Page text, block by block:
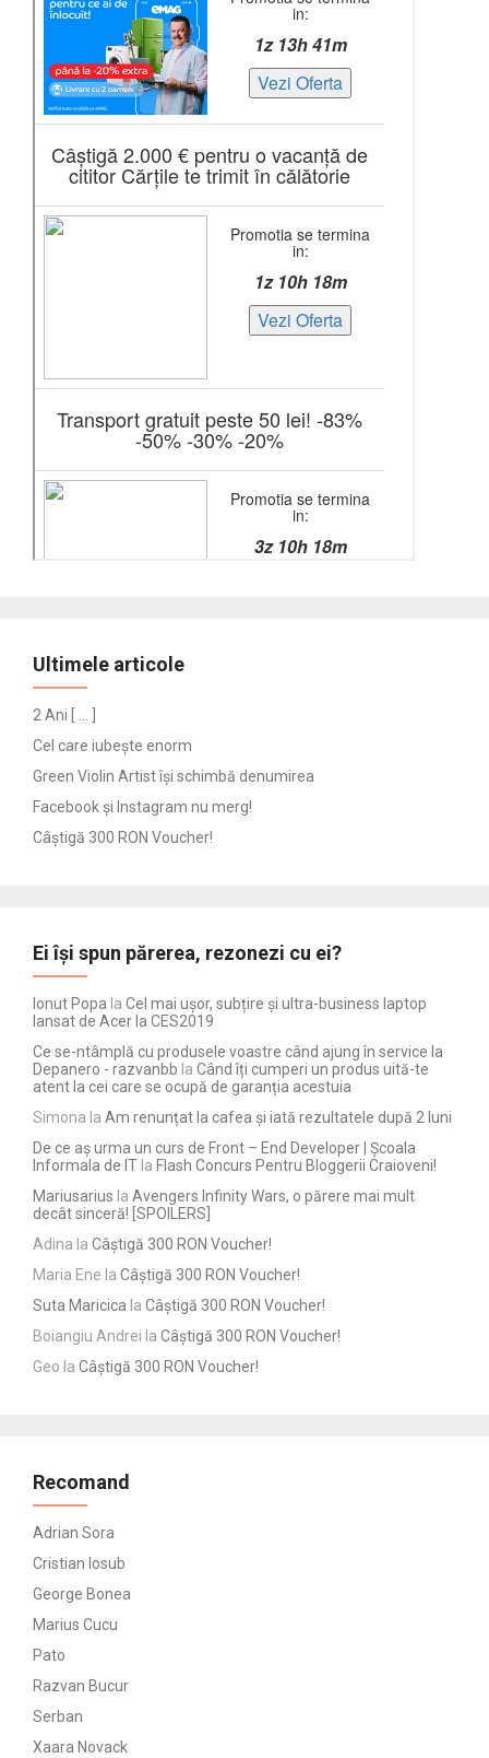
Ultimele articole
2 Ani [ … ]
Cel care iubește enorm
Green Violin Artist își schimbă denumirea
Facebook și Instagram nu merg!
Câștigă 300 RON Voucher!
Ei își spun părerea, rezonezi cu ei?
Ionut Popa la Cel mai ușor, subțire și ultra-business laptop
lansat de Acer la CES2019
Ce se-ntâmplă cu produsele voastre când ajung în service la
Depanero - razvanbb la Când îți cumperi un produs uită-te
atent la cei care se ocupă de garanția acestuia
Simona la Am renunțat la cafea și iată rezultatele după 2 luni
De ce aș urma un curs de Front – End Developer | Școala
Informala de IT la Flash Concurs Pentru Bloggerii Craioveni!
Mariusarius la Avengers Infinity Wars, o părere mai mult
decât sinceră! [SPOILERS]
Adina la Câștigă 300 RON Voucher!
Maria Ene la Câștigă 300 RON Voucher!
Suta Maricica la Câștigă 300 RON Voucher!
Boiangiu Andrei la Câștigă 300 RON Voucher!
Geo la Câștigă 300 RON Voucher!
Recomand
Adrian Sora
Cristian Iosub
George Bonea
Marius Cucu
Pato
Razvan Bucur
Serban
Xaara Novack